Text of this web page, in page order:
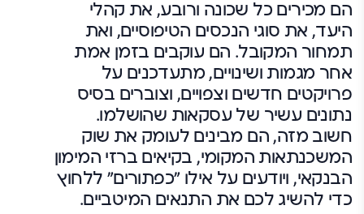
הם מכירים כל שכונה ורובע, את קהלי
היעד, את סוגי הנכסים הטיפוסיים, ואת
תמחור המקובל. הם עוקבים בזמן אמת
אחר מגמות ושינויים, מתעדכנים על
פרויקטים חדשים וצפויים, וצוברים בסיס
נתונים עשיר של עסקאות שהושלמו.
חשוב מזה, הם מבינים לעומק את שוק
המשכנתאות המקומי, בקיאים ברזי המימון
הבנקאי, ויודעים על אילו "כפתורים" ללחוץ
כדי להשיג לכם את התנאים המיטביים.